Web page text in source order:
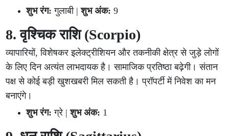
शुभ रंग: गुलाबी |शुभ अंक: 9
8. वृश्चिक राशि (Scorpio)
व्यापारियों, विशेषकर इलेक्ट्रीशियन और तकनीकी क्षेत्र से जुड़े लोगों
के लिए दिन अत्यंत लाभदायक है। सामाजिक प्रतिष्ठा बढ़ेगी। संतान
पक्ष से कोई बड़ी खुशखबरी मिल सकती है। प्रॉपर्टी में निवेश का मन
बनाएंगे।
शुभ रंग: ग्रे |शुभ अंक: 1